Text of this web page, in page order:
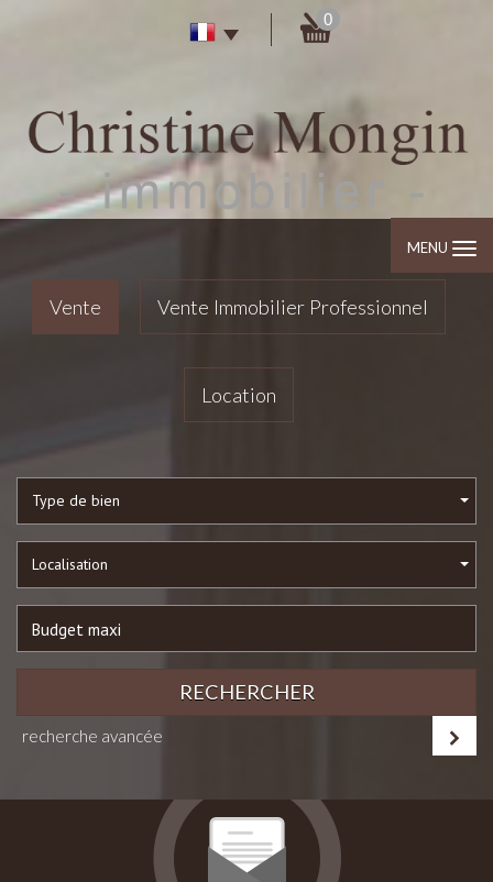
0
MENU
Vente Vente Immobilier Professionnel
Location
Type de bien
Localisation
RECHERCHER
recherche avancée